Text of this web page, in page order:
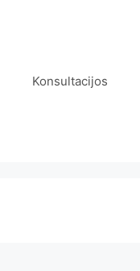
Konsultacijos